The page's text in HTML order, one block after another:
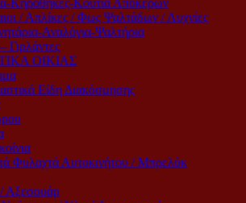
Κηροθήκες-Κουτιά Απόκερων
/ Απλίκες / Φως Ψαλτάδων / Λυχνίες
Αναλόγια-Ψαλτήρια
Γιρλάντες
ΟΙΚΙΑΣ
Είδη Διακόσμησης
Φυλαχτά Αυτοκινήτου / Μπρελόκ
Αξεσουάρ